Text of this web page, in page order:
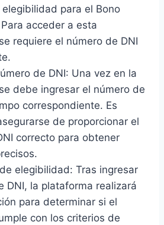
para el Bono
acceder a esta
requiere el número de DNI
de DNI: Una vez en la
debe ingresar el número de
correspondiente. Es
de proporcionar el
correcto para obtener
elegibilidad: Tras ingresar
DNI, la plataforma realizará
para determinar si el
con los criterios de